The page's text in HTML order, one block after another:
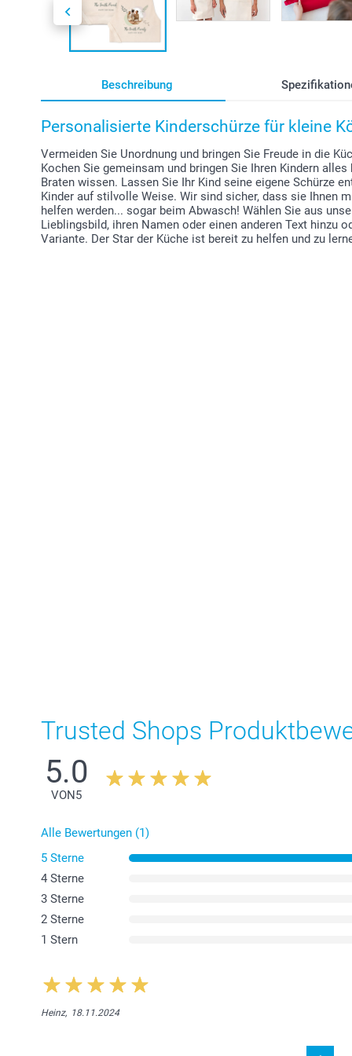
Beschreibung
Personalisierte Kinderschürze für kleine
Vermeiden Sie Unordnung und bringen Sie Freude in die
Kochen Sie gemeinsam und bringen Sie Ihren Kindern
Braten wissen. Lassen Sie Ihr Kind seine eigene Schürze
Kinder auf stilvolle Weise. Wir sind sicher, dass sie Ihnen
helfen werden... sogar beim Abwasch! Wählen Sie aus
Lieblingsbild, ihren Namen oder einen anderen Text hinzu
Variante. Der Star der Küche ist bereit zu helfen und zu
Trusted Shops
5.0
VON5
Alle Bewertungen (1)
5 Sterne
4 Sterne
3 Sterne
2 Sterne
1 Stern
Heinz, 18.11.2024